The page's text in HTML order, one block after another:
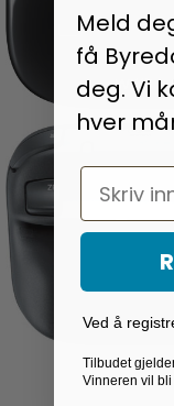
Meld
få
deg. Vi
hver
Email
Ved å
Tilbudet
Vinneren vil